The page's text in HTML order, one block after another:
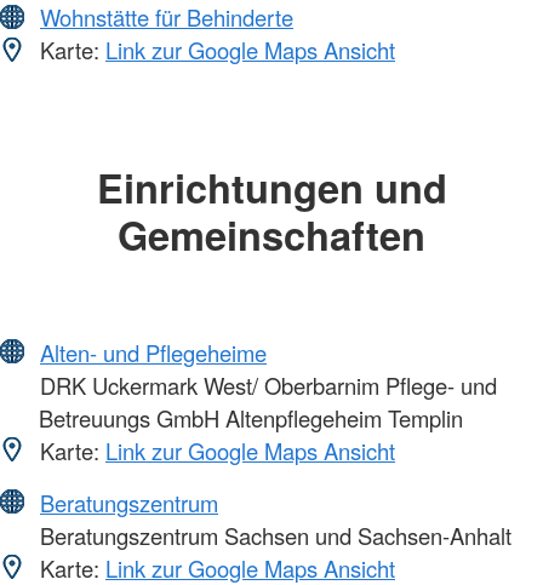
Wohnstätte für Behinderte
Karte: Link zur Google Maps Ansicht
Einrichtungen und
Gemeinschaften
Alten- und Pflegeheime
DRK Uckermark West/ Oberbarnim Pflege- und
Betreuungs GmbH Altenpflegeheim Templin
Karte: Link zur Google Maps Ansicht
Beratungszentrum
Beratungszentrum Sachsen und Sachsen-Anhalt
Karte: Link zur Google Maps Ansicht